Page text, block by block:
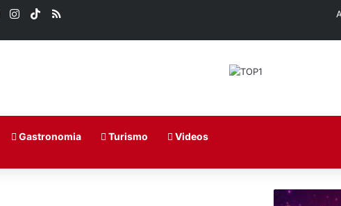
YouTubeInstagram
TikTokRSS
Gastronomia Turismo Videos